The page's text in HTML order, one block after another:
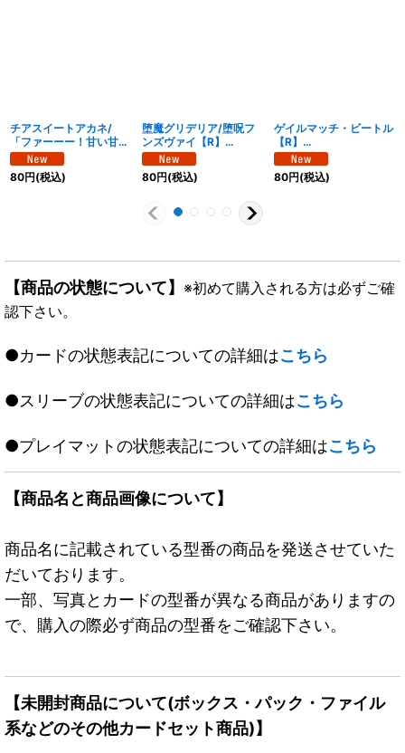
チアスイートアカネ/
「ファーーー！甘い甘
い!!」【R】
{26EX1N21/N25}《自
然》
80円(税込)
堕魔グリデリア/堕呪フ
ンズヴァイ【R】
{26EX1N19/N25}
《多》
80円(税込)
ゲイルマッチ・ビートル
【R】
{26EX1N20/N25}《自
然》
80円(税込)
【商品の状態について】 ※初めて購入される方は必ずご確
認下さい。
●カードの状態表記についての詳細はこちら
●スリーブの状態表記についての詳細はこちら
●プレイマットの状態表記についての詳細はこちら
【商品名と商品画像について】
商品名に記載されている型番の商品を発送させていた
だいております。
一部、写真とカードの型番が異なる商品がありますの
で、購入の際必ず商品の型番をご確認下さい。
【未開封商品について(ボックス・パック・ファイル
系などのその他カードセット商品)】